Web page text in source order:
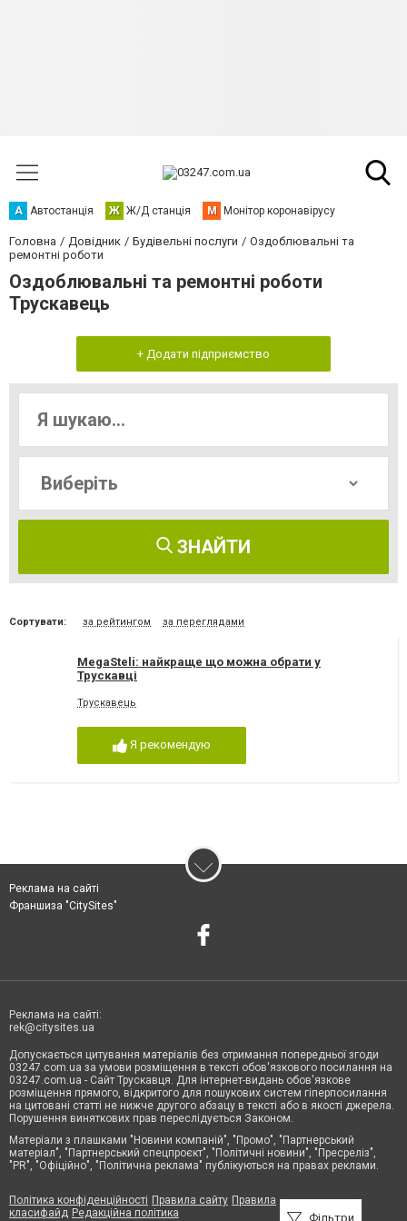
А Автостанція Ж Ж/Д станція М Монітор коронавірусу
Головна Довідник Будівельні послуги
Оздоблювальні та
ремонтні роботи
Оздоблювальні та ремонтні роботи
Трускавець
+ Додати підприємство
ЗНАЙТИ
Сортувати: за рейтингом за переглядами
MegaSteli: найкраще що можна обрати у
Трускавці
Трускавець
Я рекомендую
Фільтри
Реклама на сайті
Франшиза "CitySites"
Реклама на сайті:
rek@citysites.ua
Допускається цитування матеріалів без отримання попередньої згоди
03247.com.ua за умови розміщення в тексті обов'язкового посилання на
03247.com.ua - Сайт Трускавця. Для інтернет-видань обов'язкове
розміщення прямого, відкритого для пошукових систем гіперпосилання
на цитовані статті не нижче другого абзацу в тексті або в якості джерела.
Порушення виняткових прав переслідується Законом.
Матеріали з плашками "Новини компаній", "Промо", "Партнерський
матеріал", "Партнерський спецпроєкт", "Політичні новини", "Пресреліз",
"PR", "Офіційно", "Політична реклама" публікуються на правах реклами.
Політика конфіденційності Правила сайту Правила
класифайд Редакційна політика